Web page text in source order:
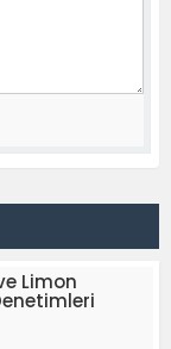
Limon